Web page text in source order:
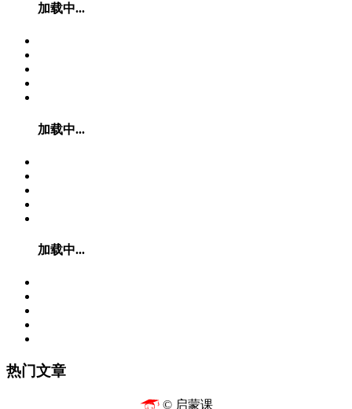
加载中...
加载中...
加载中...
热门文章
© 启蒙课